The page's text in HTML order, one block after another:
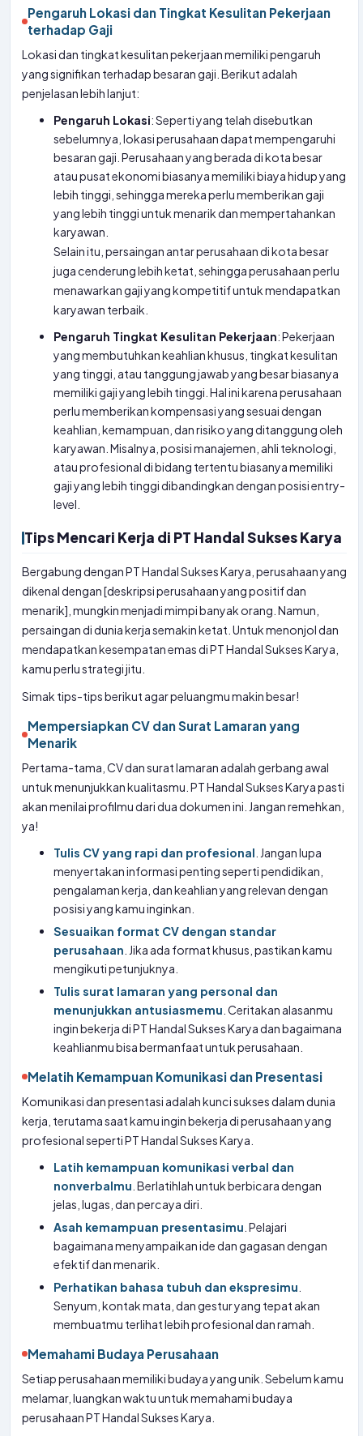
Pengaruh Lokasi dan Tingkat Kesulitan Pekerjaan
terhadap Gaji
Lokasi dan tingkat kesulitan pekerjaan memiliki pengaruh
yang signifikan terhadap besaran gaji. Berikut adalah
penjelasan lebih lanjut:
Pengaruh Lokasi: Seperti yang telah disebutkan
sebelumnya, lokasi perusahaan dapat mempengaruhi
besaran gaji. Perusahaan yang berada di kota besar
atau pusat ekonomi biasanya memiliki biaya hidup yang
lebih tinggi, sehingga mereka perlu memberikan gaji
yang lebih tinggi untuk menarik dan mempertahankan
karyawan.
Selain itu, persaingan antar perusahaan di kota besar
juga cenderung lebih ketat, sehingga perusahaan perlu
menawarkan gaji yang kompetitif untuk mendapatkan
karyawan terbaik.
Pengaruh Tingkat Kesulitan Pekerjaan: Pekerjaan
yang membutuhkan keahlian khusus, tingkat kesulitan
yang tinggi, atau tanggung jawab yang besar biasanya
memiliki gaji yang lebih tinggi. Hal ini karena perusahaan
perlu memberikan kompensasi yang sesuai dengan
keahlian, kemampuan, dan risiko yang ditanggung oleh
karyawan. Misalnya, posisi manajemen, ahli teknologi,
atau profesional di bidang tertentu biasanya memiliki
gaji yang lebih tinggi dibandingkan dengan posisi entry-
level.
Tips Mencari Kerja di PT Handal Sukses Karya
Bergabung dengan PT Handal Sukses Karya, perusahaan yang
dikenal dengan [deskripsi perusahaan yang positif dan
menarik], mungkin menjadi mimpi banyak orang. Namun,
persaingan di dunia kerja semakin ketat. Untuk menonjol dan
mendapatkan kesempatan emas di PT Handal Sukses Karya,
kamu perlu strategi jitu.
Simak tips-tips berikut agar peluangmu makin besar!
Mempersiapkan CV dan Surat Lamaran yang
Menarik
Pertama-tama, CV dan surat lamaran adalah gerbang awal
untuk menunjukkan kualitasmu. PT Handal Sukses Karya pasti
akan menilai profilmu dari dua dokumen ini. Jangan remehkan,
ya!
Tulis CV yang rapi dan profesional . Jangan lupa
menyertakan informasi penting seperti pendidikan,
pengalaman kerja, dan keahlian yang relevan dengan
posisi yang kamu inginkan.
Sesuaikan format CV dengan standar
perusahaan . Jika ada format khusus, pastikan kamu
mengikuti petunjuknya.
Tulis surat lamaran yang personal dan
menunjukkan antusiasmemu . Ceritakan alasanmu
ingin bekerja di PT Handal Sukses Karya dan bagaimana
keahlianmu bisa bermanfaat untuk perusahaan.
Melatih Kemampuan Komunikasi dan Presentasi
Komunikasi dan presentasi adalah kunci sukses dalam dunia
kerja, terutama saat kamu ingin bekerja di perusahaan yang
profesional seperti PT Handal Sukses Karya.
Latih kemampuan komunikasi verbal dan
nonverbalmu . Berlatihlah untuk berbicara dengan
jelas, lugas, dan percaya diri.
Asah kemampuan presentasimu . Pelajari
bagaimana menyampaikan ide dan gagasan dengan
efektif dan menarik.
Perhatikan bahasa tubuh dan ekspresimu
Senyum, kontak mata, dan gestur yang tepat akan
membuatmu terlihat lebih profesional dan ramah.
Memahami Budaya Perusahaan
Setiap perusahaan memiliki budaya yang unik. Sebelum kamu
melamar, luangkan waktu untuk memahami budaya
perusahaan PT Handal Sukses Karya.